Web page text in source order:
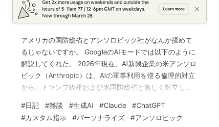
アメリカの国防総省とアンソロピック社がなんか揉めて
るじゃないですか。 GoogleのAIモードでは以下のように
解説してくれた。 2026年現在、AI新興企業の米アンソロ
ピック（Anthropic）は、AIの軍事利用を巡る倫理的対立
から、トランプ政権および米国防総省と激しく対立して
景：AIの軍事利用と「レッドライン」 国防総省の要求: 国
防総省は、アンソロピックのAI「Claude（クロード）」
#日記 #雑談 #生成AI #Claude #ChatGPT
#カスタム指示 #パーソナライズ #アンソロピック